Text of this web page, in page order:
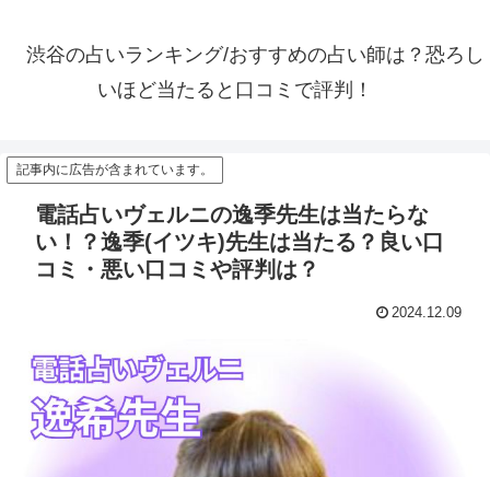
渋谷の占いランキング/おすすめの占い師は？恐ろし
いほど当たると口コミで評判！
記事内に広告が含まれています。
電話占いヴェルニの逸季先生は当たらな
い！？逸季(イツキ)先生は当たる？良い口
コミ・悪い口コミや評判は？
2024.12.09